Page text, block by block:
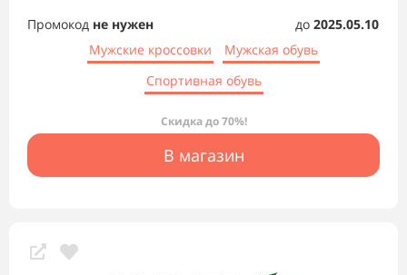
Промокод не нужен до 2025.05.10
Мужские кроссовки
Мужская обувь
Спортивная обувь
Скидка до 70%!
В магазин